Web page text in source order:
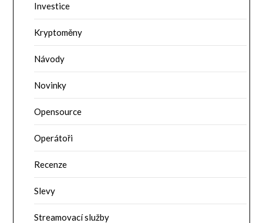
Investice
Kryptoměny
Návody
Novinky
Opensource
Operátoři
Recenze
Slevy
Streamovací služby